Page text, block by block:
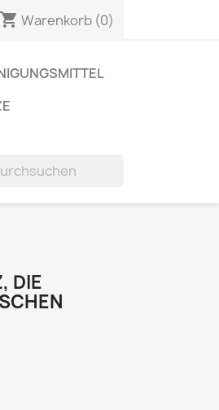
shopping_cart Warenkorb (0)
DIE